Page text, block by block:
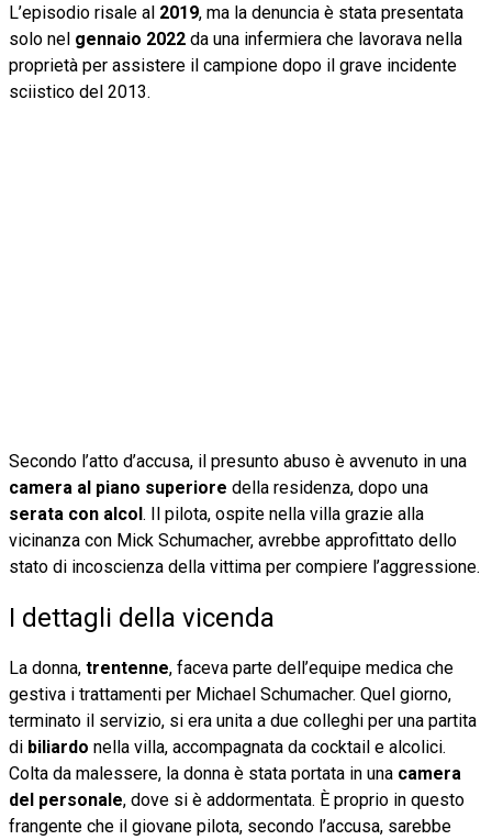
L’episodio risale al 2019, ma la denuncia è stata presentata
solo nel gennaio 2022 da una infermiera che lavorava nella
proprietà per assistere il campione dopo il grave incidente
sciistico del 2013.
Secondo l’atto d’accusa, il presunto abuso è avvenuto in una
camera al piano superiore della residenza, dopo una
serata con alcol. Il pilota, ospite nella villa grazie alla
vicinanza con Mick Schumacher, avrebbe approfittato dello
stato di incoscienza della vittima per compiere l’aggressione.
I dettagli della vicenda
La donna, trentenne, faceva parte dell’equipe medica che
gestiva i trattamenti per Michael Schumacher. Quel giorno,
terminato il servizio, si era unita a due colleghi per una partita
di biliardo nella villa, accompagnata da cocktail e alcolici.
Colta da malessere, la donna è stata portata in una camera
del personale, dove si è addormentata. È proprio in questo
frangente che il giovane pilota, secondo l’accusa, sarebbe